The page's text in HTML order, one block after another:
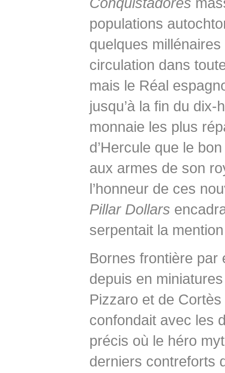
populations
quelques
circulation dans
mais le Réal
jusqu’à la fin du
monnaie les plus
d’Hercule que le
aux armes de son
l’honneur de ces
Pillar Dollars
serpentait la
Bornes frontière par
depuis en
Pizzaro et de
confondait avec les
précis où le héro
derniers contreforts